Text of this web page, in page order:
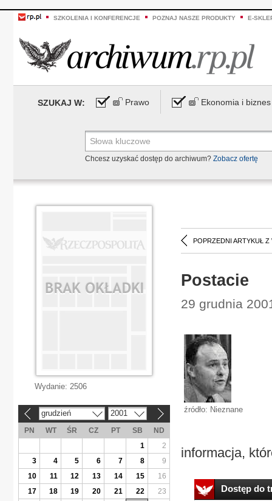
SZKOLENIA I KONFERENCJE POZNAJ NASZE PRODUKTY E-
SZUKAJ W: Prawo Ekonomia i biznes
Chcesz uzyskać dostęp do archiwum? Zobacz ofertę
POPRZEDNI ARTYKUŁ Z
Postacie
29 grudnia
źródło: Nieznane
informacja,
Dostęp do
Wydanie: 2506
grudzień 2001
PN WT ŚR CZ PT SB
ND
1
2
3
4 5 6 7 8
9
10
11 12 13 14 15
16
17
18 19 20 21 22
23